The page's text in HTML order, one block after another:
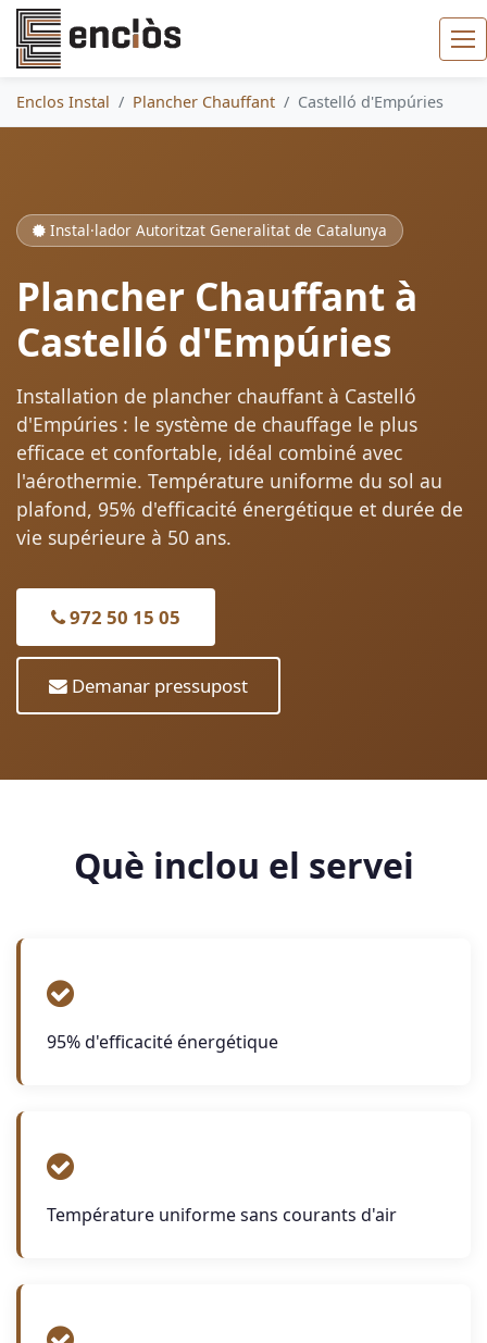
Enclos Instal Plancher Chauffant Castelló d'Empúries
Instal·lador Autoritzat Generalitat de Catalunya
Plancher Chauffant à
Castelló d'Empúries
Installation de plancher chauffant à Castelló
d'Empúries : le système de chauffage le plus
efficace et confortable, idéal combiné avec
l'aérothermie. Température uniforme du sol au
plafond, 95% d'efficacité énergétique et durée de
vie supérieure à 50 ans.
972 50 15 05
Demanar pressupost
Què inclou el servei
95% d'efficacité énergétique
Température uniforme sans courants d'air